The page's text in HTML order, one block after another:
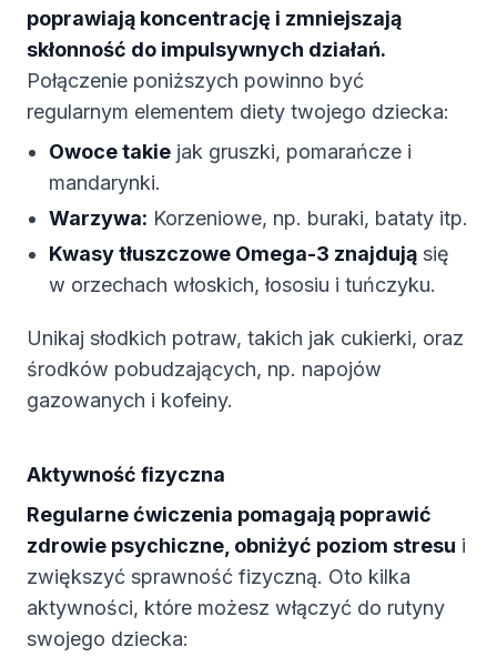
poprawiają koncentrację i zmniejszają
skłonność do impulsywnych działań.
Połączenie poniższych powinno być
regularnym elementem diety twojego dziecka:
Owoce takie jak gruszki, pomarańcze i
mandarynki.
Warzywa: Korzeniowe, np. buraki, bataty itp.
Kwasy tłuszczowe Omega-3 znajdują się
w orzechach włoskich, łososiu i tuńczyku.
Unikaj słodkich potraw, takich jak cukierki, oraz
środków pobudzających, np. napojów
gazowanych i kofeiny.
Aktywność fizyczna
Regularne ćwiczenia pomagają poprawić
zdrowie psychiczne, obniżyć poziom stresu i
zwiększyć sprawność fizyczną. Oto kilka
aktywności, które możesz włączyć do rutyny
swojego dziecka: